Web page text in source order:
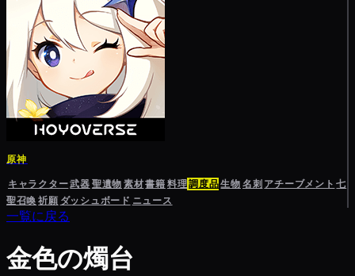
原神
キャラクター武器聖遺物素材書籍料理調度品生物名刺 アチーブメント 七
聖召喚祈願 ダッシュボード ニュース
一覧に戻る
金色の燭台